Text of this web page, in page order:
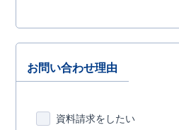
お問い合わせ理由
資料請求をしたい